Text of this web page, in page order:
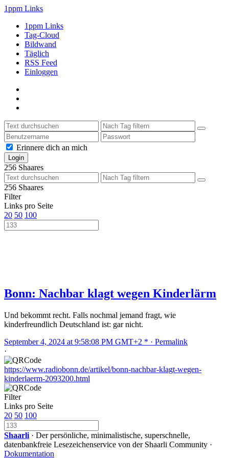
1ppm Links
1ppm Links
Tag-Cloud
Bildwand
Täglich
RSS Feed
Einloggen
Erinnere dich an mich
256 Shaares
256 Shaares
Filter
Links pro Seite
20 50 100
Bonn: Nachbar klagt wegen Kinderlärm
Und bekommt recht. Falls nochmal jemand fragt, wie
kinderfreundlich Deutschland ist: gar nicht.
September 4, 2024 at 9:58:08 PM GMT+2 * · Permalink
·
https://www.radiobonn.de/artikel/bonn-nachbar-klagt-wegen-
kinderlaerm-2093200.html
Filter
Links pro Seite
20 50 100
Shaarli · Der persönliche, minimalistische, superschnelle,
datenbankfreie Lesezeichenservice von der Shaarli Community ·
Dokumentation